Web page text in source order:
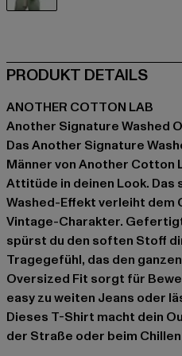
PRODUKT DETAILS
ANOTHER COTTON LAB
Another Signature Washed
Das Another Signature
Männer von Another Cotton
Attitüde in deinen Look. Das
Washed-Effekt verleiht
Vintage-Charakter. Gefertigt
spürst du den soften Stoff
Tragegefühl, das den
Oversized Fit sorgt für
easy zu weiten Jeans oder
Dieses T-Shirt macht dein
der Straße oder beim